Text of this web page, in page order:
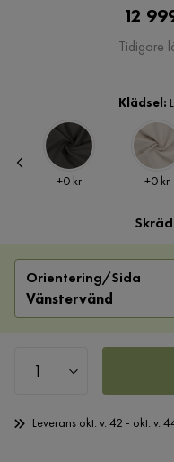
12
Tidigare
Klädsel:
Pris
+0 kr Pris
+0 kr
Orientering/Sida
Vänstervänd
Leverans okt. v. 42 - okt. v.